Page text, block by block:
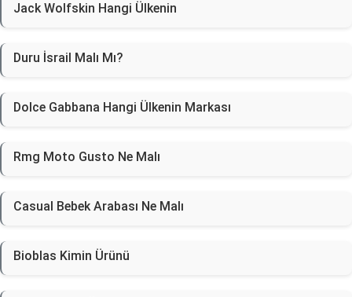
Jack Wolfskin Hangi Ülkenin
Duru İsrail Malı Mı?
Dolce Gabbana Hangi Ülkenin Markası
Rmg Moto Gusto Ne Malı
Casual Bebek Arabası Ne Malı
Bioblas Kimin Ürünü